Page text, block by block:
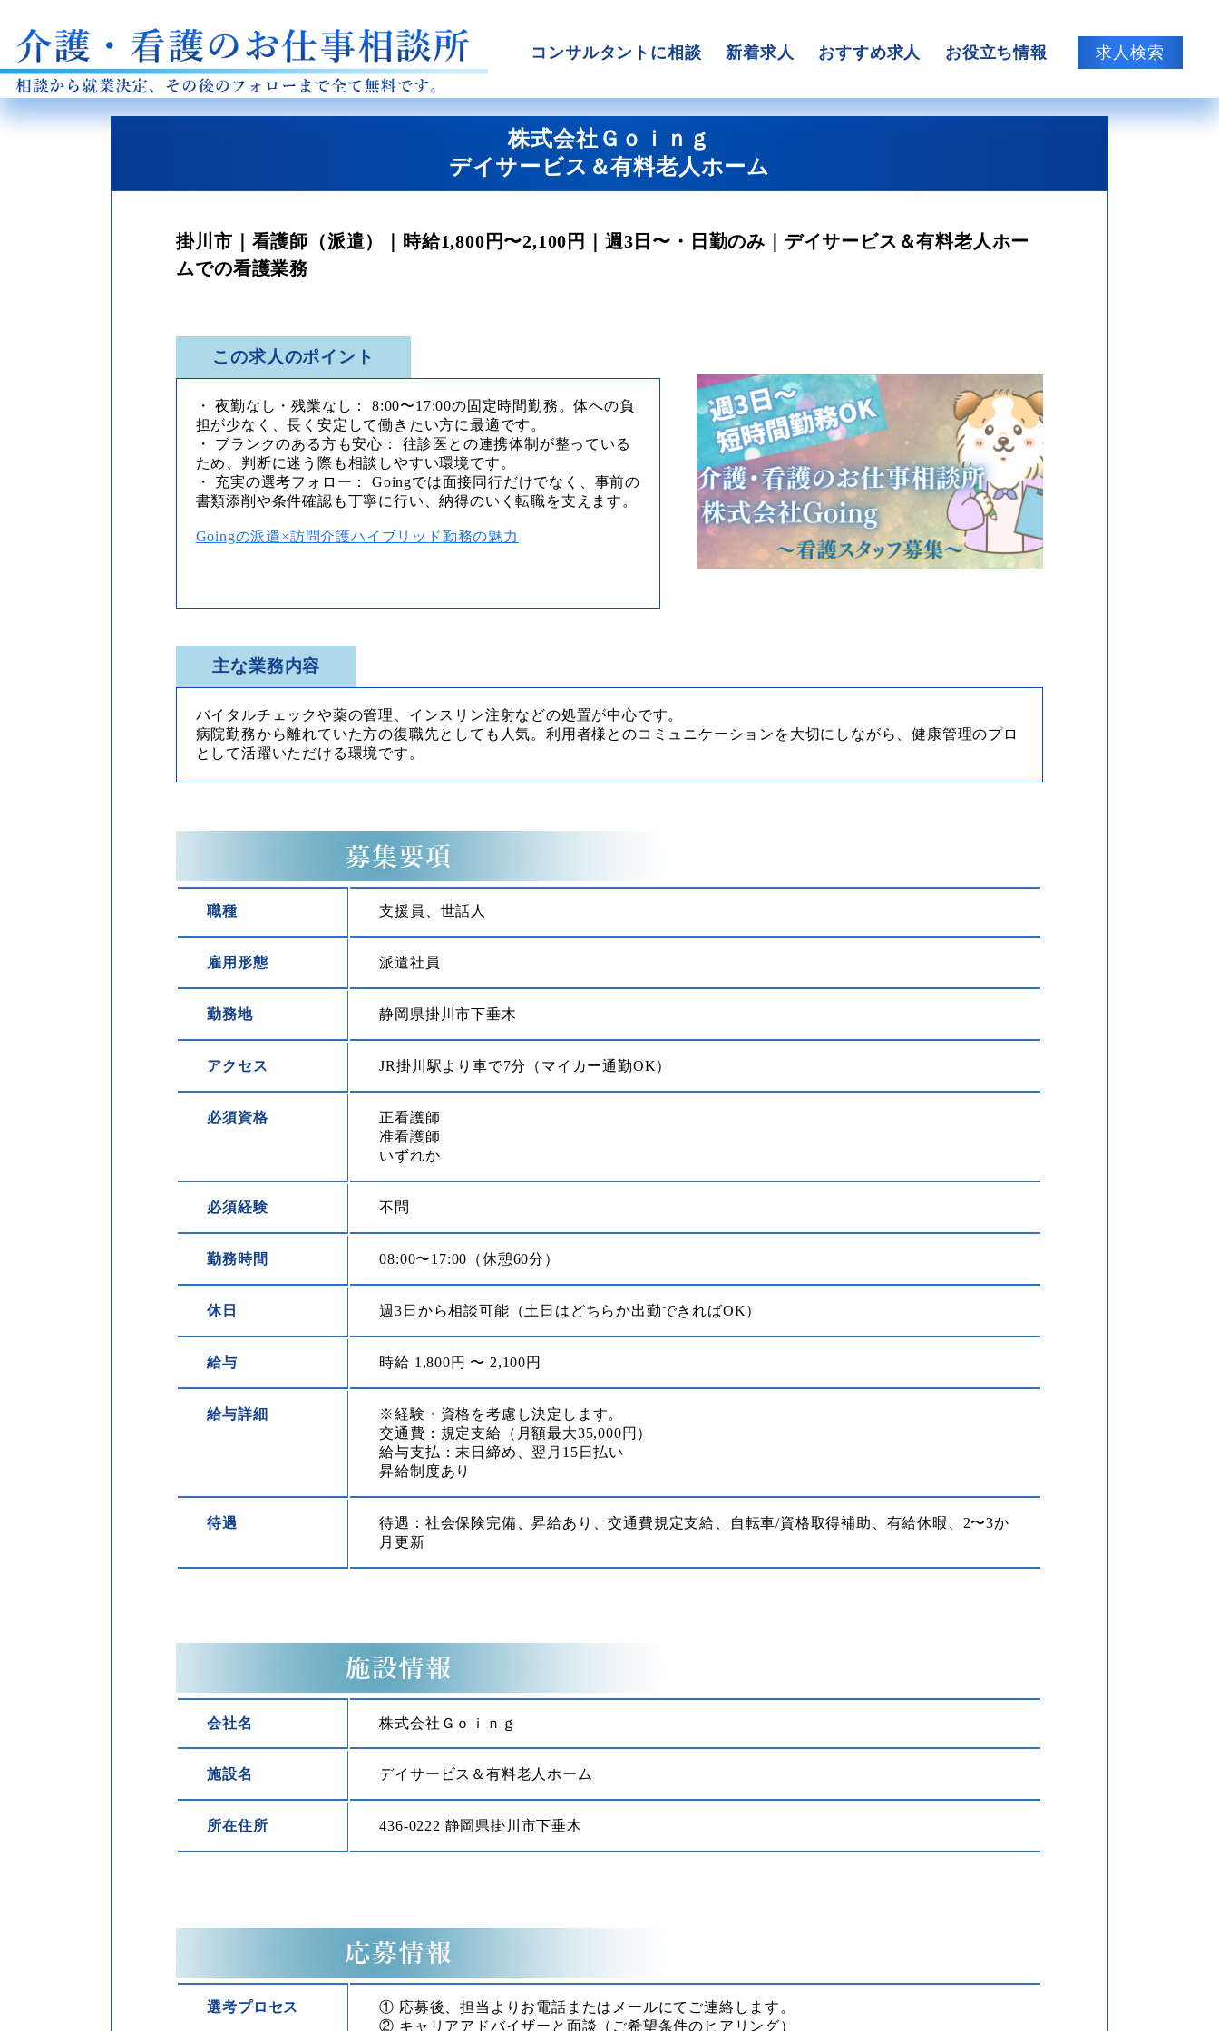
コンサルタントに相談 新着求人 おすすめ求人 お役立ち情報 求人検索
株式会社Ｇｏｉｎｇ
デイサービス＆有料老人ホーム
掛川市｜看護師（派遣）｜時給1,800円〜2,100円｜週3日〜・日勤のみ｜デイサービス＆有料老人ホー
ムでの看護業務
この求人のポイント
・ 夜勤なし・残業なし： 8:00〜17:00の固定時間勤務。体への負
担が少なく、長く安定して働きたい方に最適です。
・ ブランクのある方も安心： 往診医との連携体制が整っている
ため、判断に迷う際も相談しやすい環境です。
・ 充実の選考フォロー： Goingでは面接同行だけでなく、事前の
書類添削や条件確認も丁寧に行い、納得のいく転職を支えます。
Goingの派遣×訪問介護ハイブリッド勤務の魅力
主な業務内容
バイタルチェックや薬の管理、インスリン注射などの処置が中心です。
病院勤務から離れていた方の復職先としても人気。利用者様とのコミュニケーションを大切にしながら、健康管理のプロ
として活躍いただける環境です。
職種 支援員、世話人
雇用形態 派遣社員
勤務地 静岡県掛川市下垂木
アクセス JR掛川駅より車で7分（マイカー通勤OK）
必須資格
正看護師
准看護師
いずれか
必須経験 不問
勤務時間 08:00〜17:00（休憩60分）
休日 週3日から相談可能（土日はどちらか出勤できればOK）
給与 時給 1,800円 〜 2,100円
給与詳細
※経験・資格を考慮し決定します。
交通費：規定支給（月額最大35,000円）
給与支払：末日締め、翌月15日払い
昇給制度あり
待遇
待遇：社会保険完備、昇給あり、交通費規定支給、自転車/資格取得補助、有給休暇、2〜3か
月更新
会社名 株式会社Ｇｏｉｎｇ
施設名 デイサービス＆有料老人ホーム
所在住所 436-0222 静岡県掛川市下垂木
選考プロセス
① 応募後、担当よりお電話またはメールにてご連絡します。
② キャリアアドバイザーと面談（ご希望条件のヒアリング）